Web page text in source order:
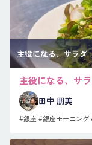
主役になる、サラダ
主役になる、サ
田中 朋美
#銀座 #銀座モーニング